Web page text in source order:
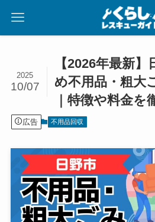
【2026年最新
め不用品・粗大
｜特徴や料金を
2025
10/07
広告 不用品回収